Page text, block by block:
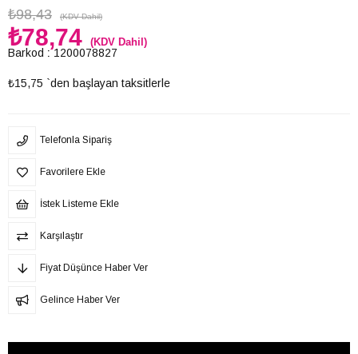
₺98,43 (KDV Dahil)
₺78,74 (KDV Dahil)
Barkod : 1200078827
₺15,75 `den başlayan taksitlerle
Telefonla Sipariş
Favorilere Ekle
İstek Listeme Ekle
Karşılaştır
Fiyat Düşünce Haber Ver
Gelince Haber Ver